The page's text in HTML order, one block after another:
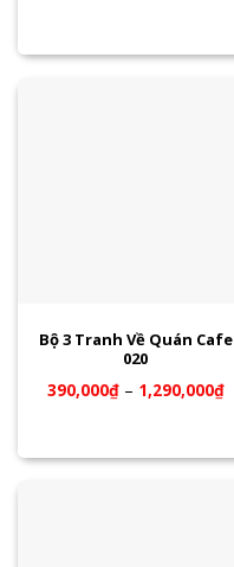
Bộ 3 Tranh Về Quán Cafe
020
390,000₫– 1,290,000₫